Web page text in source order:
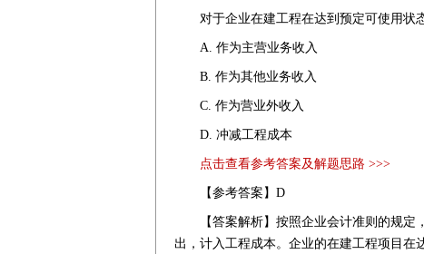
对于企业在建工程在达到预定可使用状
A. 作为主营业务收入
B. 作为其他业务收入
C. 作为营业外收入
D. 冲减工程成本
点击查看参考答案及解题思路 >>>
【参考答案】D
【答案解析】按照企业会计准则的规
出，计入工程成本。企业的在建工程项目在